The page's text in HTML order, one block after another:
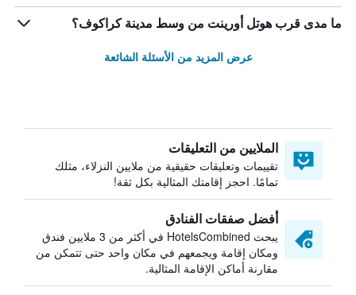
ما مدى قرب هوتل أورينت من وسط مدينة كراكوف؟
عرض المزيد من الأسئلة الشائعة
الملايين من التعليقات
تقييمات وتعليقات حقيقية من ملايين النزلاء، مثلك
تمامًا. احجز إقامتك المثالية بكل ثقة!
أفضل صفقات الفنادق
يبحث HotelsCombined في أكثر من 3 ملايين فندق
ومكان إقامة ويجمعهم في مكان واحد حتى تتمكن من
مقارنة أماكن الإقامة المثالية.